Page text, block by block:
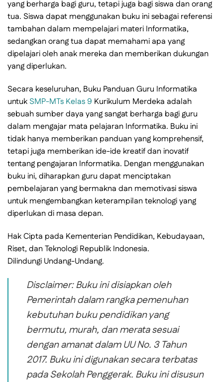
yang berharga bagi guru, tetapi juga bagi siswa dan orang
tua. Siswa dapat menggunakan buku ini sebagai referensi
tambahan dalam mempelajari materi Informatika,
sedangkan orang tua dapat memahami apa yang
dipelajari oleh anak mereka dan memberikan dukungan
yang diperlukan.
Secara keseluruhan, Buku Panduan Guru Informatika
untuk SMP-MTs Kelas 9 Kurikulum Merdeka adalah
sebuah sumber daya yang sangat berharga bagi guru
dalam mengajar mata pelajaran Informatika. Buku ini
tidak hanya memberikan panduan yang komprehensif,
tetapi juga memberikan ide-ide kreatif dan inovatif
tentang pengajaran Informatika. Dengan menggunakan
buku ini, diharapkan guru dapat menciptakan
pembelajaran yang bermakna dan memotivasi siswa
untuk mengembangkan keterampilan teknologi yang
diperlukan di masa depan.
Hak Cipta pada Kementerian Pendidikan, Kebudayaan,
Riset, dan Teknologi Republik Indonesia.
Dilindungi Undang-Undang.
Disclaimer: Buku ini disiapkan oleh
Pemerintah dalam rangka pemenuhan
kebutuhan buku pendidikan yang
bermutu, murah, dan merata sesuai
dengan amanat dalam UU No. 3 Tahun
2017. Buku ini digunakan secara terbatas
pada Sekolah Penggerak. Buku ini disusun